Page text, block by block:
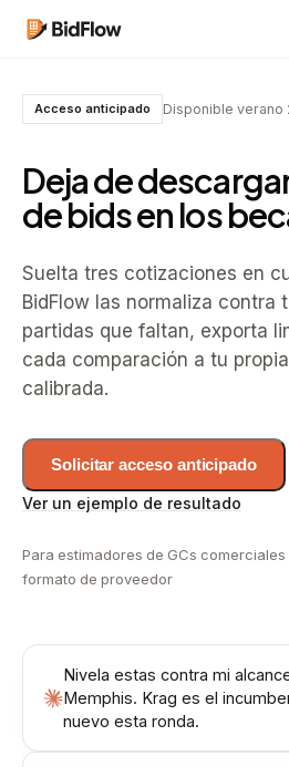
Acceso anticipado Disponible verano
Deja de
de bids en los
Suelta tres cotizaciones en
BidFlow las normaliza contra
partidas que faltan, exporta
cada comparación a tu
calibrada.
Solicitar acceso anticipado
Ver un ejemplo de resultado
Para estimadores de GCs
formato de proveedor
Nivela estas contra mi
Memphis. Krag es el
nuevo esta ronda.